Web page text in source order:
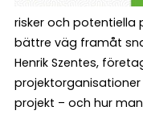
risker och potentiella
bättre väg framåt
Henrik Szentes,
projektorganisationer
projekt – och hur